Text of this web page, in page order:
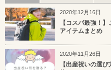
2020年12月16日
【コスパ最強！
アイテムまとめ
2020年11月26日
【出産祝いの選